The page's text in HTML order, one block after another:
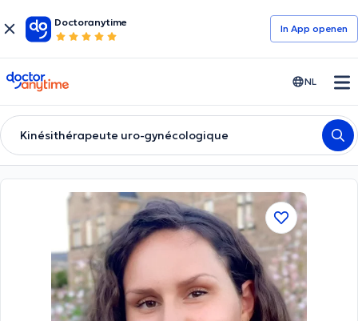
Doctoranytime
In App openen
doctoranytime NL
Kinésithérapeute uro-gynécologique